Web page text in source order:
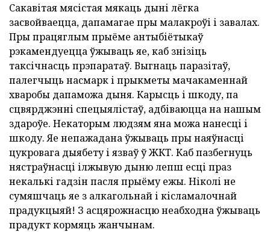
Сакавітая мясістая мякаць дыні лёгка
засвойваецца, дапамагае пры малакроўі і завалах.
Пры працяглым прыёме антыбіётыкаў
рэкамендуецца ўжываць яе, каб знізіць
таксічнасць прэпаратаў. Выгнаць паразітаў,
палегчыць насмарк і прыкметы мачакаменнай
хваробы дапаможа дыня. Карысць і шкоду, па
сцвярджэнні спецыялістаў, адбіваюцца на нашым
здароўе. Некаторым людзям яна можа нанесці і
шкоду. Яе непажадана ўжываць пры наяўнасці
цукровага дыябету і язваў ў ЖКТ. Каб пазбегнуць
нястраўнасці ілжывую дыню лепш есці праз
некалькі гадзін пасля прыёму ежы. Ніколі не
сумяшчаць яе з алкагольнай і кісламалочнай
прадукцыяй! З асцярожнасцю неабходна ўжываць
прадукт кормяць жанчынам.